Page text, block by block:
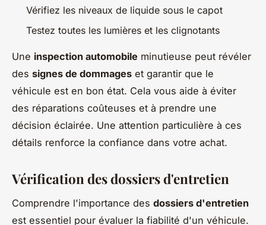
Vérifiez les niveaux de liquide sous le capot
Testez toutes les lumières et les clignotants
Une inspection automobile minutieuse peut révéler
des signes de dommages et garantir que le
véhicule est en bon état. Cela vous aide à éviter
des réparations coûteuses et à prendre une
décision éclairée. Une attention particulière à ces
détails renforce la confiance dans votre achat.
Vérification des dossiers d'entretien
Comprendre l'importance des dossiers d'entretien
est essentiel pour évaluer la fiabilité d'un véhicule.